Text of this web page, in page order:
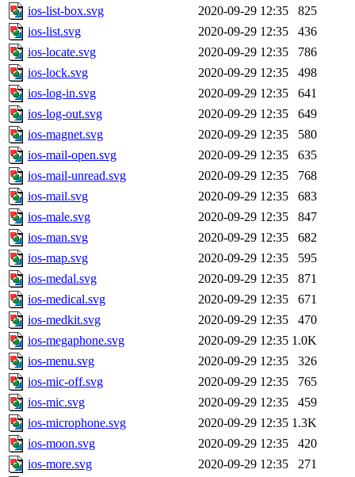
ios-list-box.svg
2020-09-29 12:35
825
ios-list.svg
2020-09-29 12:35
436
ios-locate.svg
2020-09-29 12:35
786
ios-lock.svg
2020-09-29 12:35
498
ios-log-in.svg
2020-09-29 12:35
641
ios-log-out.svg
2020-09-29 12:35
649
ios-magnet.svg
2020-09-29 12:35
580
ios-mail-open.svg
2020-09-29 12:35
635
ios-mail-unread.svg
2020-09-29 12:35
768
ios-mail.svg
2020-09-29 12:35
683
ios-male.svg
2020-09-29 12:35
847
ios-man.svg
2020-09-29 12:35
682
ios-map.svg
2020-09-29 12:35
595
ios-medal.svg
2020-09-29 12:35
871
ios-medical.svg
2020-09-29 12:35
671
ios-medkit.svg
2020-09-29 12:35
470
ios-megaphone.svg
2020-09-29 12:35 1.0K
ios-menu.svg
2020-09-29 12:35
326
ios-mic-off.svg
2020-09-29 12:35
765
ios-mic.svg
2020-09-29 12:35
459
ios-microphone.svg
2020-09-29 12:35 1.3K
ios-moon.svg
2020-09-29 12:35
420
ios-more.svg
2020-09-29 12:35
271